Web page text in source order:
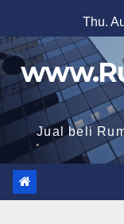
to
content
Thu.
Jual beli